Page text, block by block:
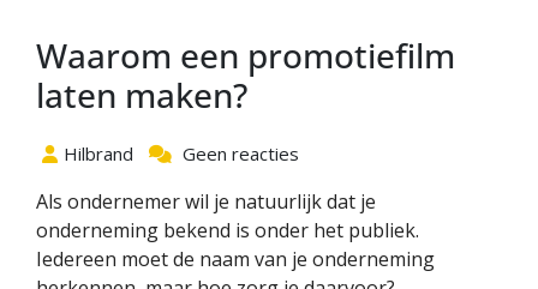
Waarom een promotiefilm
laten maken?
Hilbrand Geen reacties
Als ondernemer wil je natuurlijk dat je
onderneming bekend is onder het publiek.
Iedereen moet de naam van je onderneming